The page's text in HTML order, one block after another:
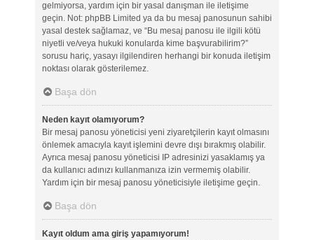
gelmiyorsa, yardım için bir yasal danışman ile iletişime
geçin. Not: phpBB Limited ya da bu mesaj panosunun sahibi
yasal destek sağlamaz, ve “Bu mesaj panosu ile ilgili kötü
niyetli ve/veya hukuki konularda kime başvurabilirim?”
sorusu hariç, yasayı ilgilendiren herhangi bir konuda iletişim
noktası olarak gösterilemez.
Başa dön
Neden kayıt olamıyorum?
Bir mesaj panosu yöneticisi yeni ziyaretçilerin kayıt olmasını
önlemek amacıyla kayıt işlemini devre dışı bırakmış olabilir.
Ayrıca mesaj panosu yöneticisi IP adresinizi yasaklamış ya
da kullanıcı adınızı kullanmanıza izin vermemiş olabilir.
Yardım için bir mesaj panosu yöneticisiyle iletişime geçin.
Başa dön
Kayıt oldum ama giriş yapamıyorum!